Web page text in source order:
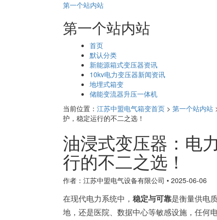
第一个站内站
第一个站内站
首页
默认分类
新能源箱式变压器资讯
10kv电力变压器新闻资讯
地埋式箱变
储能变流器升压一体机
当前位置： 江苏中盟电气箱变首页 > 第一个站内站
护，稳定运行的不二之选！
油浸式变压器：电
行的不二之选！
作者：江苏中盟电气设备有限公司 • 2025-06-06
在现代电力系统中， 稳定与可靠是衡量供电
地，还是医院、数据中心等敏感设施，任何